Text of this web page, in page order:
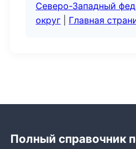
Северо-Западный
округ
Главная
Полный справочник